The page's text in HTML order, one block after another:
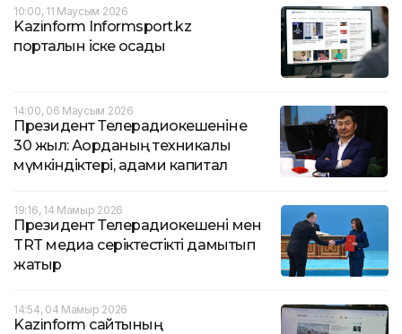
10:00, 11 Маусым 2026
Kazinform Informsport.kz
порталын іске қосады
14:00, 06 Маусым 2026
Президент Телерадиокешеніне
30 жыл: Ақорданың техникалық
мүмкіндіктері, адами капитал
19:16, 14 Мамыр 2026
Президент Телерадиокешені мен
TRT медиа серіктестікті дамытып
жатыр
14:54, 04 Мамыр 2026
Kazinform сайтының